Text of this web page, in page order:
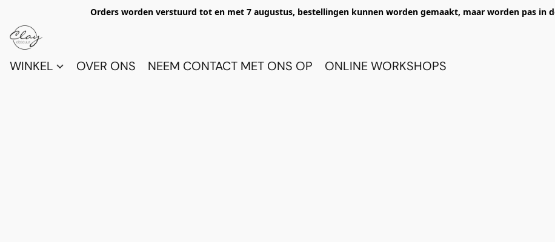
Orders worden verstuurd tot en met 7 augustus, bestellingen kunnen worden gemaakt, maar worden pas in
WINKEL OVER ONS NEEM CONTACT MET ONS OP ONLINE WORKSHOPS